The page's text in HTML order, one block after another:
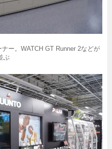
ー。WATCH GT Runner 2などが
ぶ